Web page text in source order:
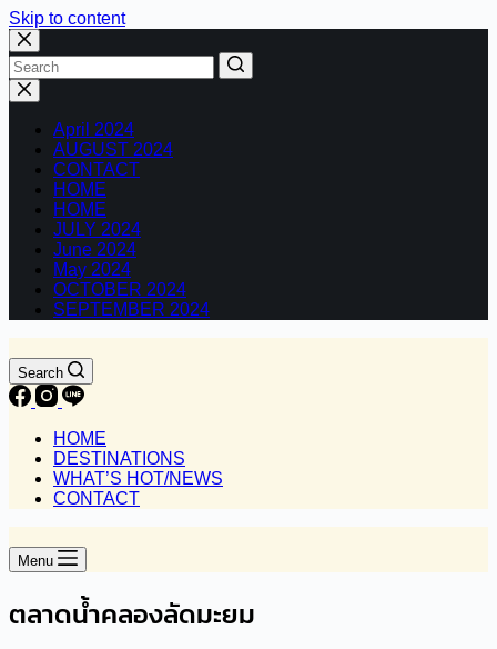
Skip to content
No
results
April 2024
AUGUST 2024
CONTACT
HOME
HOME
JULY 2024
June 2024
May 2024
OCTOBER 2024
SEPTEMBER 2024
Search
HOME
DESTINATIONS
WHAT’S HOT/NEWS
CONTACT
Menu
ตลาดน้ำคลองลัดมะยม